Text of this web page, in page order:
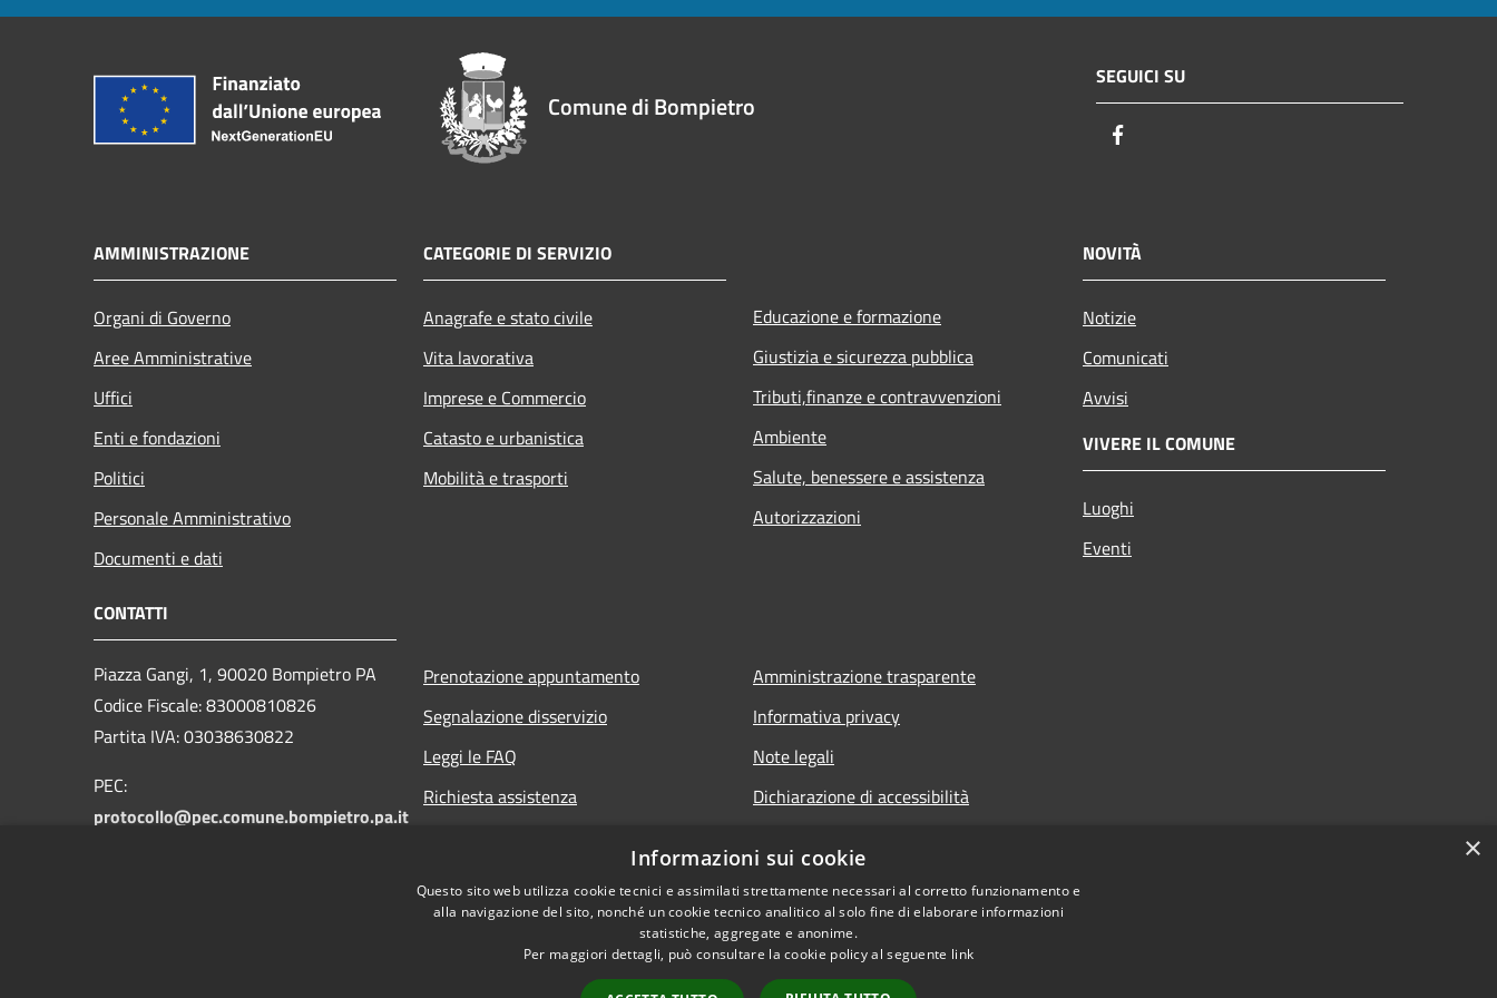
Comune di Bompietro
SEGUICI SU
AMMINISTRAZIONE
Organi di Governo
Aree Amministrative
Uffici
Enti e fondazioni
Politici
Personale Amministrativo
Documenti e dati
CATEGORIE DI SERVIZIO
Anagrafe e stato civile
Vita lavorativa
Imprese e Commercio
Catasto e urbanistica
Mobilità e trasporti
Educazione e formazione
Giustizia e sicurezza pubblica
Tributi,finanze e contravvenzioni
Ambiente
Salute, benessere e assistenza
Autorizzazioni
NOVITÀ
Notizie
Comunicati
Avvisi
VIVERE IL COMUNE
Luoghi
Eventi
CONTATTI
Piazza Gangi, 1, 90020 Bompietro PA
Codice Fiscale: 83000810826
Partita IVA: 03038630822
PEC:
protocollo@pec.comune.bompietro.pa.it
Prenotazione appuntamento
Segnalazione disservizio
Leggi le FAQ
Richiesta assistenza
Amministrazione trasparente
Informativa privacy
Note legali
Dichiarazione di accessibilità
×
Informazioni sui cookie
Questo sito web utilizza cookie tecnici e assimilati strettamente necessari al corretto funzionamento e
alla navigazione del sito, nonché un cookie tecnico analitico al solo fine di elaborare informazioni
statistiche, aggregate e anonime.
Per maggiori dettagli, può consultare la cookie policy al seguente link